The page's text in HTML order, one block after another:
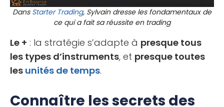
Dans Starter Trading, Sylvain dresse les fondamentaux de
ce qui a fait sa réussite en trading
Le + : la stratégie s’adapte à presque tous
les types d’instruments, et presque toutes
les unités de temps.
Connaître les secrets des